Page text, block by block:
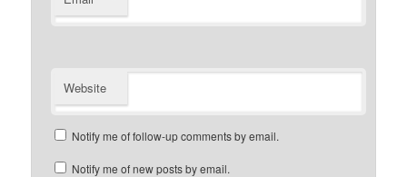
Website
Notify me of follow-up comments by email.
Notify me of new posts by email.